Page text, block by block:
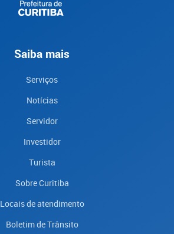
Saiba mais
Serviços
Notícias
Servidor
Investidor
Turista
Sobre Curitiba
Locais de atendimento
Boletim de Trânsito